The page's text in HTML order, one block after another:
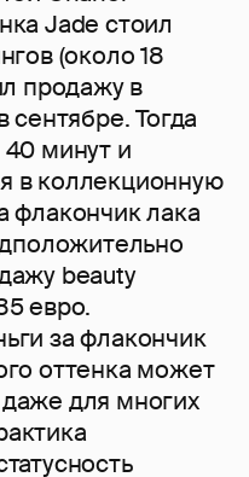
Jade стоил
(около 18
продажу в
Тогда
минут и
в коллекционную
флакончик лака
beauty
евро.
за флакончик
оттенка может
для многих